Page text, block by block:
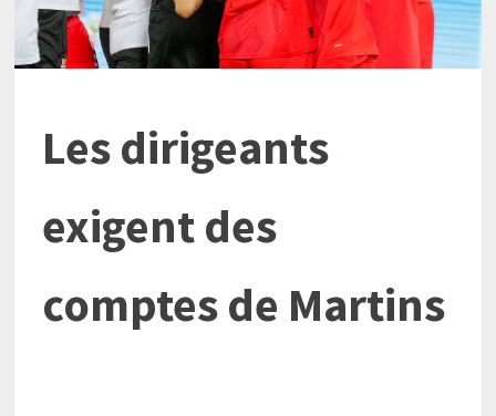
Les dirigeants
exigent des
comptes de Martins